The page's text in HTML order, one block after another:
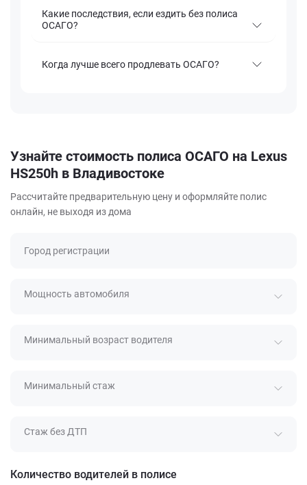
Какие последствия, если ездить без полиса
ОСАГО?
Когда лучше всего продлевать ОСАГО?
Узнайте стоимость полиса ОСАГО на Lexus
HS250h в Владивостоке
Рассчитайте предварительную цену и оформляйте полис
онлайн, не выходя из дома
Город регистрации
Мощность автомобиля
Минимальный возраст водителя
Минимальный стаж
Стаж без ДТП
Количество водителей в полисе